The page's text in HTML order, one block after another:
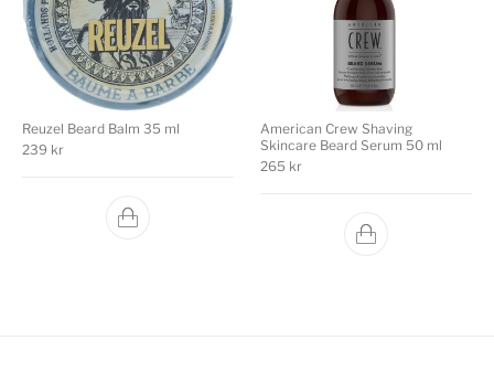
Reuzel Beard Balm 35 ml
239 kr
American Crew Shaving
Skincare Beard Serum 50 ml
265 kr